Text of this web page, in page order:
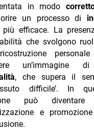
in modo
un processo di
più efficace. La
che svolgono
un’immagine
, che supera il
difficile’. In
può
e